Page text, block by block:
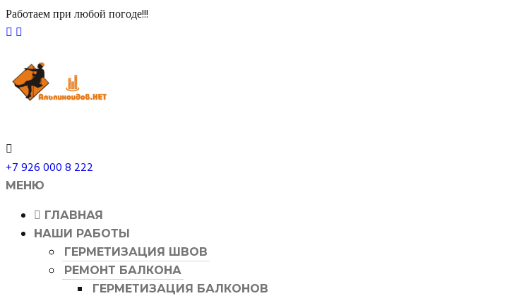
​Работаем при любой погоде!!!
+7 926 000 8 222
МЕНЮ
ГЛАВНАЯ
НАШИ РАБОТЫ
ГЕРМЕТИЗАЦИЯ ШВОВ
РЕМОНТ БАЛКОНА
ГЕРМЕТИЗАЦИЯ БАЛКОНОВ